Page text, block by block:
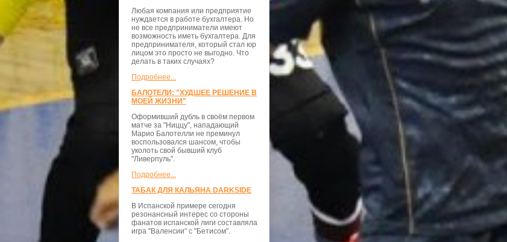
Любая компания или предприятие
нуждается в работе бухгалтера. Но
не все предприниматели имеют
возможность иметь бухгалтера. Для
предпринимателя, который стал юр
лицом это просто не выгодно. Что
делать в таких случаях?
Подробнее...
БАЛОТЕЛИ: "ХУДШЕЕ РЕШЕНИЕ В
МОЕЙ ЖИЗНИ"
Оформивший дубль в своём первом
матче за "Ниццу", нападающий
Марио Балотелли не преминул
воспользовался шансом, чтобы
уколоть свой бывший клуб
"Ливерпуль".
Подробнее...
ТАБАК ДЛЯ КАЛЬЯНА DARKSIDE
В Испанской примере сегодня
резонансный интерес со стороны
фанатов испанской лиги составляла
игра "Валенсии" с "Бетисом".